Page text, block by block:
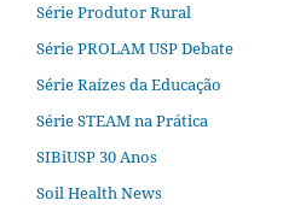
Série Produtor Rural
Série PROLAM USP Debate
Série Raízes da Educação
Série STEAM na Prática
SIBiUSP 30 Anos
Soil Health News